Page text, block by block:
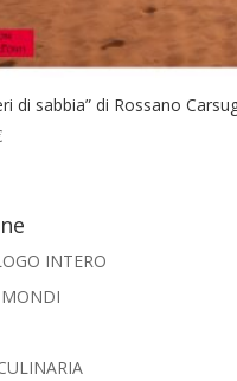
di sabbia” di Rossano
INTERO